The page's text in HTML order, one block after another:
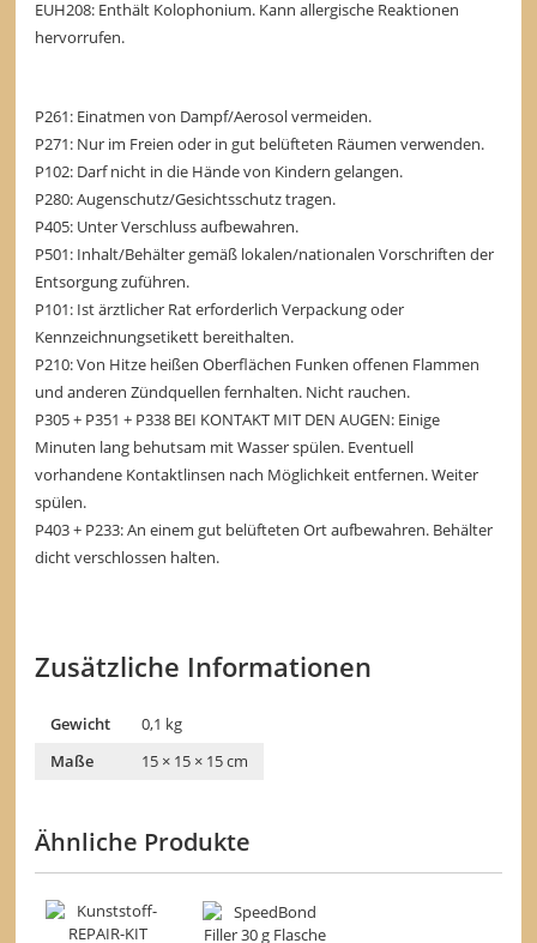
EUH208: Enthält Kolophonium. Kann allergische Reaktionen
hervorrufen.
P261: Einatmen von Dampf/Aerosol vermeiden.
P271: Nur im Freien oder in gut belüfteten Räumen verwenden.
P102: Darf nicht in die Hände von Kindern gelangen.
P280: Augenschutz/Gesichtsschutz tragen.
P405: Unter Verschluss aufbewahren.
P501: Inhalt/Behälter gemäß lokalen/nationalen Vorschriften der
Entsorgung zuführen.
P101: Ist ärztlicher Rat erforderlich Verpackung oder
Kennzeichnungsetikett bereithalten.
P210: Von Hitze heißen Oberflächen Funken offenen Flammen
und anderen Zündquellen fernhalten. Nicht rauchen.
P305 + P351 + P338 BEI KONTAKT MIT DEN AUGEN: Einige
Minuten lang behutsam mit Wasser spülen. Eventuell
vorhandene Kontaktlinsen nach Möglichkeit entfernen. Weiter
spülen.
P403 + P233: An einem gut belüfteten Ort aufbewahren. Behälter
dicht verschlossen halten.
Zusätzliche Informationen
Gewicht
0,1 kg
Maße
15 × 15 × 15 cm
Ähnliche Produkte